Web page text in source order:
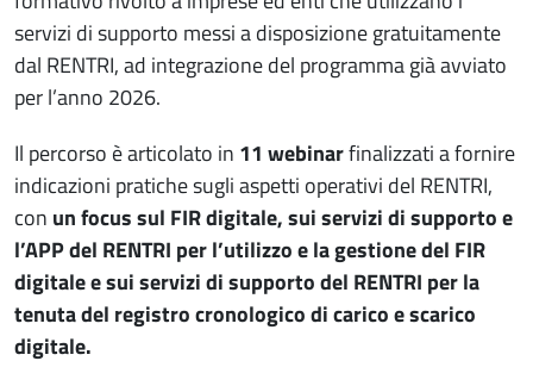
servizi di supporto messi a disposizione gratuitamente
dal RENTRI, ad integrazione del programma già avviato
per l’anno 2026.
Il percorso è articolato in 11 webinarfinalizzati a fornire
indicazioni pratiche sugli aspetti operativi del RENTRI,
con un focus sul FIR digitale, sui servizi di supporto e
l’APP del RENTRI per l’utilizzo e la gestione del FIR
digitale e sui servizi di supporto del RENTRI per la
tenuta del registro cronologico di carico e scarico
digitale.